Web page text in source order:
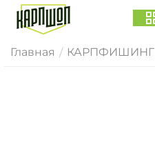
Главная / КАРПФИШИНГ